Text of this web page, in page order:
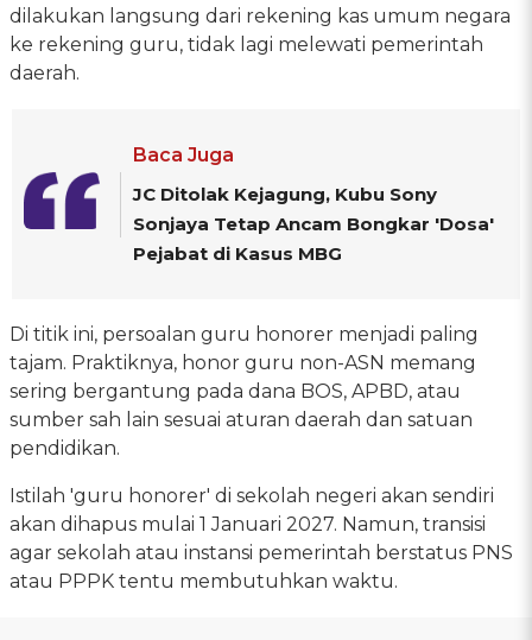
dilakukan langsung dari rekening kas umum negara
ke rekening guru, tidak lagi melewati pemerintah
daerah.
Baca Juga
JC Ditolak Kejagung, Kubu Sony
Sonjaya Tetap Ancam Bongkar 'Dosa'
Pejabat di Kasus MBG
Di titik ini, persoalan guru honorer menjadi paling
tajam. Praktiknya, honor guru non-ASN memang
sering bergantung pada dana BOS, APBD, atau
sumber sah lain sesuai aturan daerah dan satuan
pendidikan.
Istilah 'guru honorer' di sekolah negeri akan sendiri
akan dihapus mulai 1 Januari 2027. Namun, transisi
agar sekolah atau instansi pemerintah berstatus PNS
atau PPPK tentu membutuhkan waktu.